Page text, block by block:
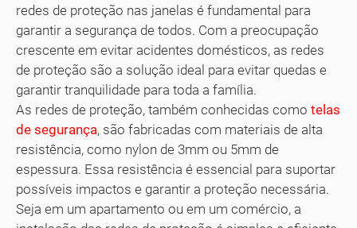
redes de proteção nas janelas é fundamental para
garantir a segurança de todos. Com a preocupação
crescente em evitar acidentes domésticos, as redes
de proteção são a solução ideal para evitar quedas e
garantir tranquilidade para toda a família.
As redes de proteção, também conhecidas como telas
de segurança, são fabricadas com materiais de alta
resistência, como nylon de 3mm ou 5mm de
espessura. Essa resistência é essencial para suportar
possíveis impactos e garantir a proteção necessária.
Seja em um apartamento ou em um comércio, a